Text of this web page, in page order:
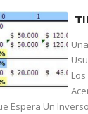
Espera Un